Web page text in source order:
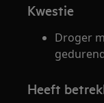
Kwestie
Droger
Heeft